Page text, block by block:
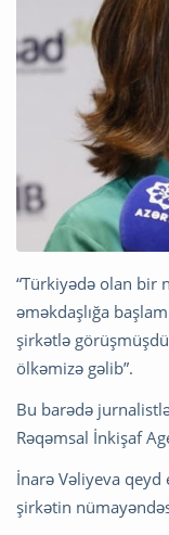
“Türkiyədə olan bir
əməkdaşlığa
şirkətlə
ölkəmizə gəlib”.
Bu barədə
Rəqəmsal İnkişaf
İnarə Vəliyeva
şirkətin